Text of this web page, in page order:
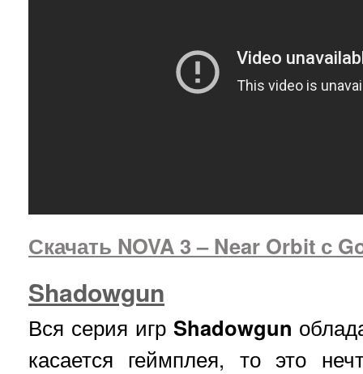
Скачать NOVA 3 – Near Orbit с
Shadowgun
Вся серия игр Shadowgun
касается геймплея, то это